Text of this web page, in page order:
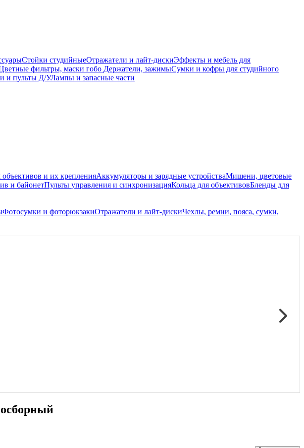
Стойки студийныеОтражатели и лайт-дискиЭффекты и мебель для
фильтры, маски гобо Держатели, зажимыСумки и кофры для студийного
и пульты Д/УЛампы и запасные части
и их крепленияАккумуляторы и зарядные устройстваМишени, цветовые
и байонетПульты управления и синхронизацияКольца для объективовБленды для
Фотосумки и фоторюкзакиОтражатели и лайт-дискиЧехлы, ремни, пояса, сумки,